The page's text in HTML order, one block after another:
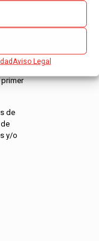
Aviso Legal
de
y/o